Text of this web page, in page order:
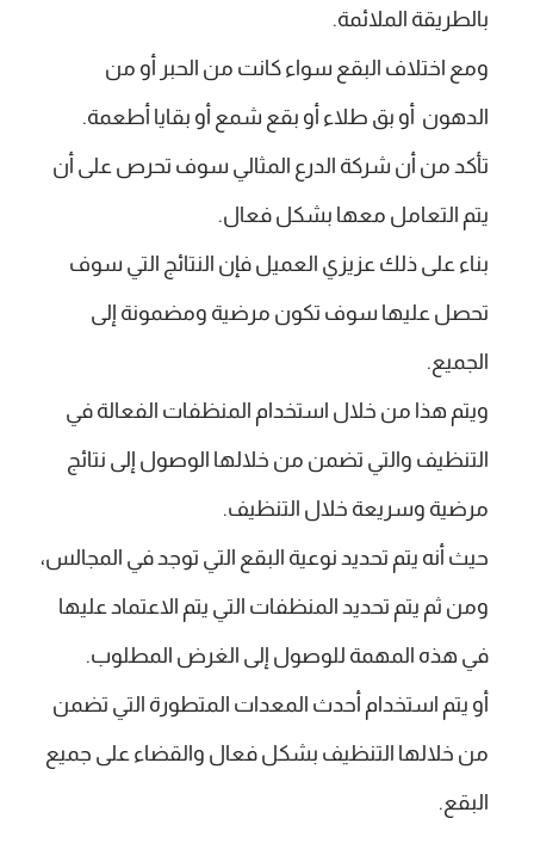
بالطريقة الملائمة.
ومع اختلاف البقع سواء كانت من الحبر أو من
الدهون أو بق طلاء أو بقع شمع أو بقايا أطعمة.
تأكد من أن شركة الدرع المثالي سوف تحرص على أن
يتم التعامل معها بشكل فعال.
بناء على ذلك عزيزي العميل فإن النتائج التي سوف
تحصل عليها سوف تكون مرضية ومضمونة إلى
الجميع.
ويتم هذا من خلال استخدام المنظفات الفعالة في
التنظيف والتي تضمن من خلالها الوصول إلى نتائج
مرضية وسريعة خلال التنظيف.
حيث أنه يتم تحديد نوعية البقع التي توجد في المجالس،
ومن ثم يتم تحديد المنظفات التي يتم الاعتماد عليها
في هذه المهمة للوصول إلى الغرض المطلوب.
أو يتم استخدام أحدث المعدات المتطورة التي تضمن
من خلالها التنظيف بشكل فعال والقضاء على جميع
البقع.